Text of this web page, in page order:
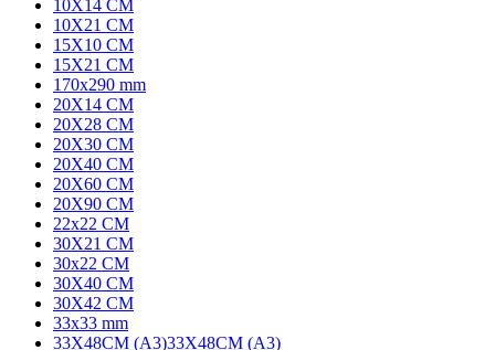
10X14 CM
10X21 CM
15X10 CM
15X21 CM
170x290 mm
20X14 CM
20X28 CM
20X30 CM
20X40 CM
20X60 CM
20X90 CM
22x22 CM
30X21 CM
30x22 CM
30X40 CM
30X42 CM
33x33 mm
33X48CM (A3)33X48CM (A3)